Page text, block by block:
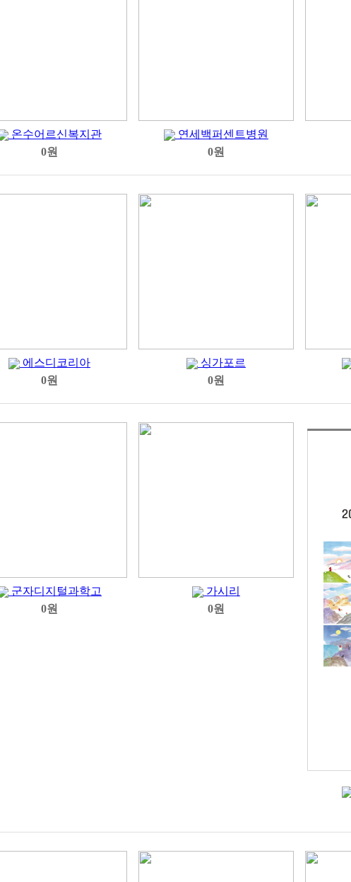
온수어르신복지관
0원
연세백퍼센트병원
0원
에스디코리아
0원
싱가포르
0원
군자디지털과학고
0원
가시리
0원